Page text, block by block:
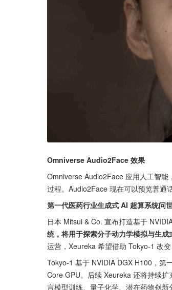
Omniverse Audio2Face 效果
Omniverse Audio2Face 应用人工智能
过程。Audio2Face 现在可以预览普通
第一代医药行业生成式 AI 超算系统问
日本 Mitsui & Co. 宣布打造基于
统，将用于探索分子动力学模拟与生成
运营，Xeureka 希望借助 Tokyo-1 改
Tokyo-1 基于 NVIDIA DGX H100，第
Core GPU。后续 Xeureka 还将持续
言模型训练、量子化学、潜在药物创